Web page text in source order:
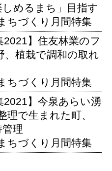
めるまち」目指す
ちづくり月間特集
2021】住友林業のフ
、植栽で調和の取れ
ちづくり月間特集
2021】今泉あらい湧
理で生まれた町、
理
ちづくり月間特集